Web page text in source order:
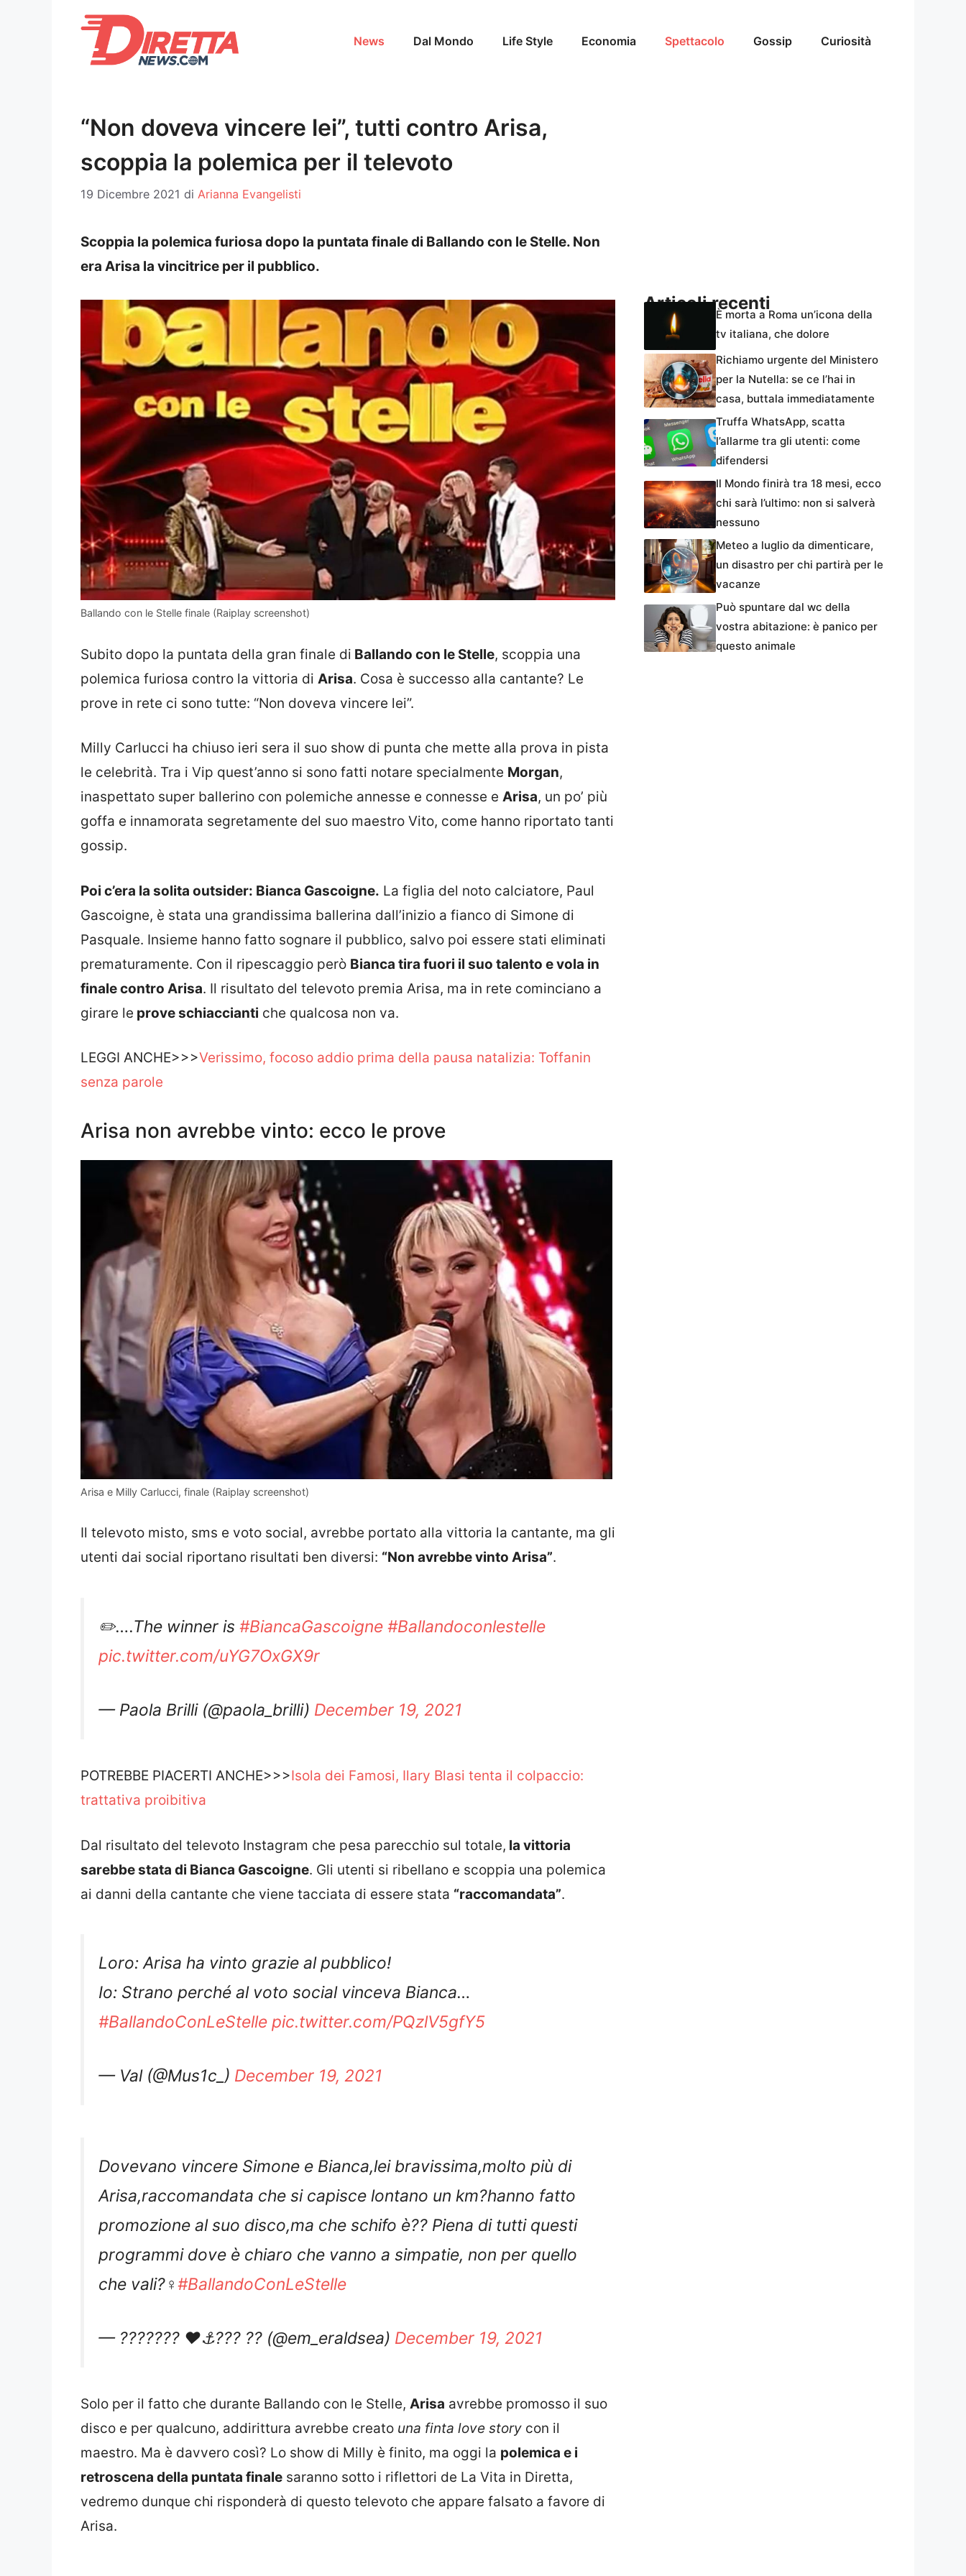
News Dal Mondo Life Style Economia Spettacolo Gossip Curiosità
“Non doveva vincere lei”, tutti contro Arisa,
scoppia la polemica per il televoto
19 Dicembre 2021 di Arianna Evangelisti
Scoppia la polemica furiosa dopo la puntata finale di Ballando con le Stelle. Non
era Arisa la vincitrice per il pubblico.
Ballando con le Stelle finale (Raiplay screenshot)
Subito dopo la puntata della gran finale di Ballando con le Stelle, scoppia una
polemica furiosa contro la vittoria di Arisa. Cosa è successo alla cantante? Le
prove in rete ci sono tutte: “Non doveva vincere lei”.
Milly Carlucci ha chiuso ieri sera il suo show di punta che mette alla prova in pista
le celebrità. Tra i Vip quest’anno si sono fatti notare specialmente Morgan,
inaspettato super ballerino con polemiche annesse e connesse e Arisa, un po’ più
goffa e innamorata segretamente del suo maestro Vito, come hanno riportato tanti
gossip.
Poi c’era la solita outsider: Bianca Gascoigne. La figlia del noto calciatore, Paul
Gascoigne, è stata una grandissima ballerina dall’inizio a fianco di Simone di
Pasquale. Insieme hanno fatto sognare il pubblico, salvo poi essere stati eliminati
prematuramente. Con il ripescaggio però Bianca tira fuori il suo talento e vola in
finale contro Arisa. Il risultato del televoto premia Arisa, ma in rete cominciano a
girare le prove schiaccianti che qualcosa non va.
LEGGI ANCHE>>>Verissimo, focoso addio prima della pausa natalizia: Toffanin
senza parole
Arisa non avrebbe vinto: ecco le prove
Arisa e Milly Carlucci, finale (Raiplay screenshot)
Il televoto misto, sms e voto social, avrebbe portato alla vittoria la cantante, ma gli
utenti dai social riportano risultati ben diversi: “Non avrebbe vinto Arisa”.
✏️….The winner is #BiancaGascoigne #Ballandoconlestelle
pic.twitter.com/uYG7OxGX9r
— Paola Brilli (@paola_brilli) December 19, 2021
POTREBBE PIACERTI ANCHE>>> Isola dei Famosi, Ilary Blasi tenta il colpaccio:
trattativa proibitiva
Dal risultato del televoto Instagram che pesa parecchio sul totale,
la vittoria
sarebbe stata di Bianca Gascoigne
. Gli utenti si ribellano e scoppia una polemica
ai danni della cantante che viene tacciata di essere stata “raccomandata”
Io: Strano perché al voto social vinceva Bianca…
#BallandoConLeStelle
Arisa,raccomandata che si capisce lontano un km?hanno fatto
promozione al suo disco,ma che schifo è?? Piena di tutti questi
programmi dove è chiaro che vanno a simpatie, non per quello
che vali?‍♀️#BallandoConLeStelle
disco e per qualcuno, addirittura avrebbe creatouna finta love storycon il
maestro. Ma è davvero così? Lo show di Milly è finito, ma oggi lapolemica e i
retroscena della puntata finalesaranno sotto i riflettori de La Vita in Diretta,
vedremo dunque chi risponderà di questo televoto che appare falsato a favore di
Arisa.
Articoli recenti
È morta a Roma un’icona della
tv italiana, che dolore
Richiamo urgente del Ministero
per la Nutella: se ce l’hai in
casa, buttala immediatamente
Truffa WhatsApp, scatta
l’allarme tra gli utenti: come
difendersi
Il Mondo finirà tra 18 mesi, ecco
chi sarà l’ultimo: non si salverà
nessuno
Meteo a luglio da dimenticare,
un disastro per chi partirà per le
vacanze
Può spuntare dal wc della
vostra abitazione: è panico per
questo animale